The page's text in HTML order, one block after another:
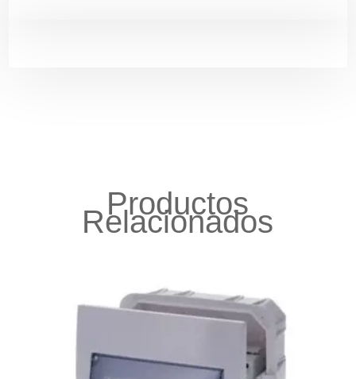
Productos
Relacionados